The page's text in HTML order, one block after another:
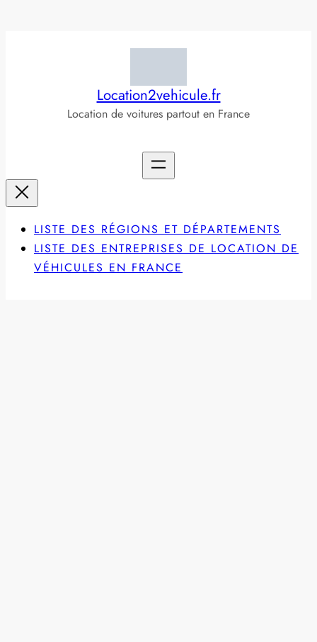
Location2vehicule.fr
Location de voitures partout en France
LISTE DES RÉGIONS ET DÉPARTEMENTS
LISTE DES ENTREPRISES DE LOCATION DE
VÉHICULES EN FRANCE